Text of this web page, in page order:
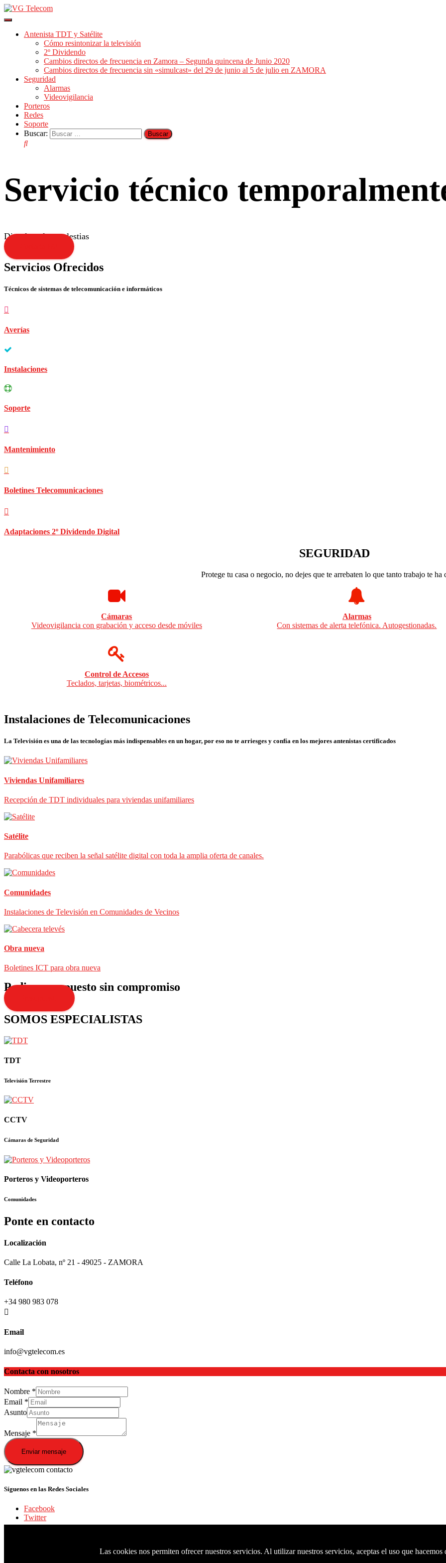
Cambiar
navegación
Antenista TDT y Satélite
Cómo resintonizar la televisión
2º Dividendo
Cambios directos de frecuencia en Zamora – Segunda quincena de Junio 2020
Cambios directos de frecuencia sin «simulcast» del 29 de junio al 5 de julio en ZAMORA
Seguridad
Alarmas
Videovigilancia
Porteros
Redes
Soporte
Buscar:
Servicio técnico
Disculpen las molestias
Servicios Ofrecidos
Técnicos de sistemas de telecomunicación e informáticos
Averías
Instalaciones
Soporte
Mantenimiento
Boletines Telecomunicaciones
Adaptaciones 2º Dividendo Digital
SEGURIDAD
Protege tu casa o negocio, no dejes que te arrebaten lo que tanto trabajo te ha
Cámaras
Videovigilancia con grabación y acceso desde móviles
Alarmas
Con sistemas de alerta telefónica. Autogestionadas.
Control de Accesos
Teclados, tarjetas, biométricos...
Instalaciones de Telecomunicaciones
La Televisión es una de las tecnologías más indispensables en un hogar, por eso no te arriesges y confía en los mejores antenistas certificados
Viviendas Unifamiliares
Recepción de TDT individuales para viviendas unifamiliares
Satélite
Parabólicas que reciben la señal satélite digital con toda la amplia oferta de canales.
Comunidades
Instalaciones de Televisión en Comunidades de Vecinos
Obra nueva
Boletines ICT para obra nueva
Pedir presupuesto sin compromiso
SOMOS ESPECIALISTAS
TDT
Televisión Terrestre
CCTV
Cámaras de Seguridad
Porteros y Videoporteros
Comunidades
Ponte en contacto
Localización
Calle La Lobata, nº 21 - 49025 - ZAMORA
Teléfono
+34 980 983 078
Email
info@vgtelecom.es
Contacta con nosotros
Nombre *
Email *
Asunto
Mensaje *
Enviar mensaje
Síguenos en las Redes Sociales
Facebook
Twitter
Las cookies nos permiten ofrecer nuestros servicios. Al utilizar nuestros servicios, aceptas el uso que hacemos